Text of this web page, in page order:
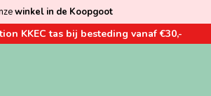
winkel in de Koopgoot
KKEC tas bij besteding vanaf €30,-